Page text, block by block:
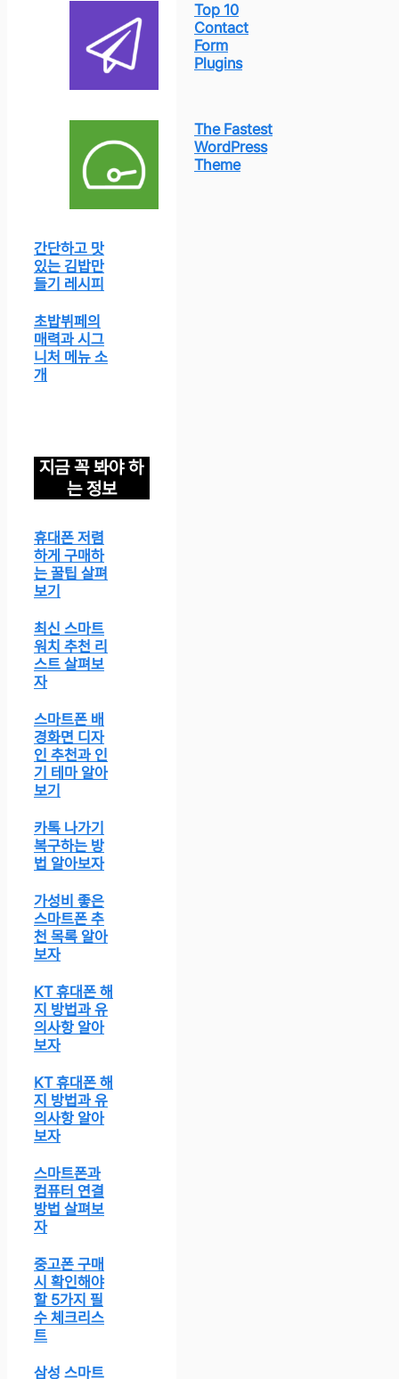
Top 10
Contact
Form
Plugins
The Fastest
WordPress
Theme
간단하고 맛
있는 김밥만
들기 레시피
초밥뷔페의
매력과 시그
니처 메뉴 소
개
지금 꼭 봐야 하
는 정보
휴대폰 저렴
하게 구매하
는 꿀팁 살펴
보기
최신 스마트
워치 추천 리
스트 살펴보
자
스마트폰 배
경화면 디자
인 추천과 인
기 테마 알아
보기
카톡 나가기
복구하는 방
법 알아보자
가성비 좋은
스마트폰 추
천 목록 알아
보자
KT 휴대폰 해
지 방법과 유
의사항 알아
보자
KT 휴대폰 해
지 방법과 유
의사항 알아
보자
스마트폰과
컴퓨터 연결
방법 살펴보
자
중고폰 구매
시 확인해야
할 5가지 필
수 체크리스
트
삼성 스마트